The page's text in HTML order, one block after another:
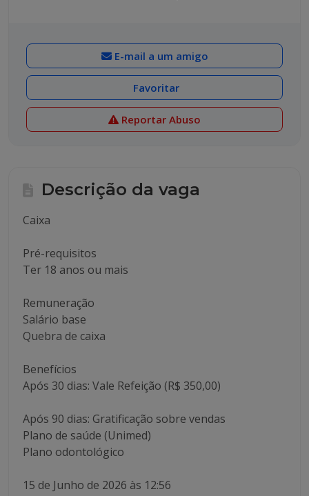
E-mail a um amigo
Favoritar
Reportar Abuso
Descrição da vaga
Caixa
Pré-requisitos
Ter 18 anos ou mais
Remuneração
Salário base
Quebra de caixa
Benefícios
Após 30 dias: Vale Refeição (R$ 350,00)
Após 90 dias: Gratificação sobre vendas
Plano de saúde (Unimed)
Plano odontológico
15 de Junho de 2026 às 12:56